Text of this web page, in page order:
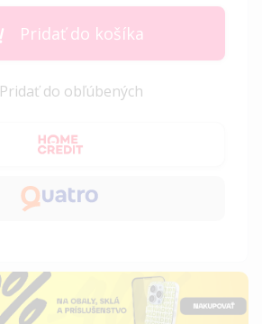
Pridať do košíka
Pridať do obľúbených